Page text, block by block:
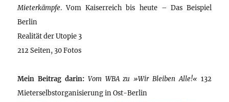
Mieterkämpfe. Vom Kaiserreich bis heute – Das Beispiel
Berlin
Realität der Utopie 3
212 Seiten, 30 Fotos
Mein Beitrag darin: Vom WBA zu »Wir Bleiben Alle!« 132
Mieterselbstorganisierung in Ost-Berlin